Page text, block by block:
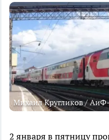
Михаил Кругликов / АиФ-
2 января в пятницу